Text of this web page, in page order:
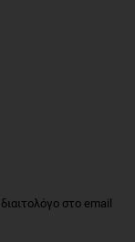
στο email